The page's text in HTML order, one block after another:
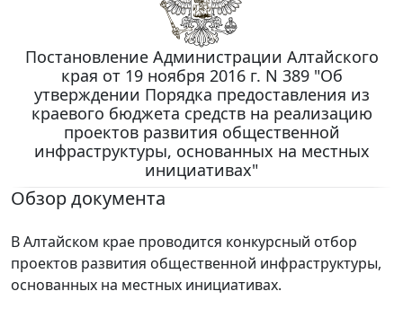
Постановление Администрации Алтайского
края от 19 ноября 2016 г. N 389 "Об
утверждении Порядка предоставления из
краевого бюджета средств на реализацию
проектов развития общественной
инфраструктуры, основанных на местных
инициативах"
Обзор документа
В Алтайском крае проводится конкурсный отбор
проектов развития общественной инфраструктуры,
основанных на местных инициативах.